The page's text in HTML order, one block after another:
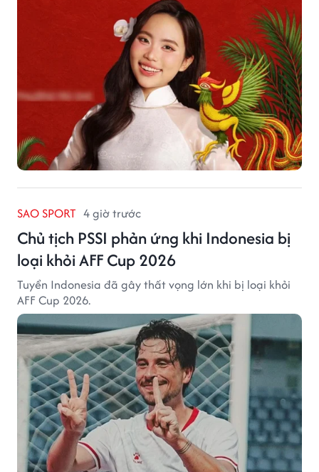
SAO SPORT 4 giờ trước
Chủ tịch PSSI phản ứng khi Indonesia bị
loại khỏi AFF Cup 2026
Tuyển Indonesia đã gây thất vọng lớn khi bị loại khỏi
AFF Cup 2026.